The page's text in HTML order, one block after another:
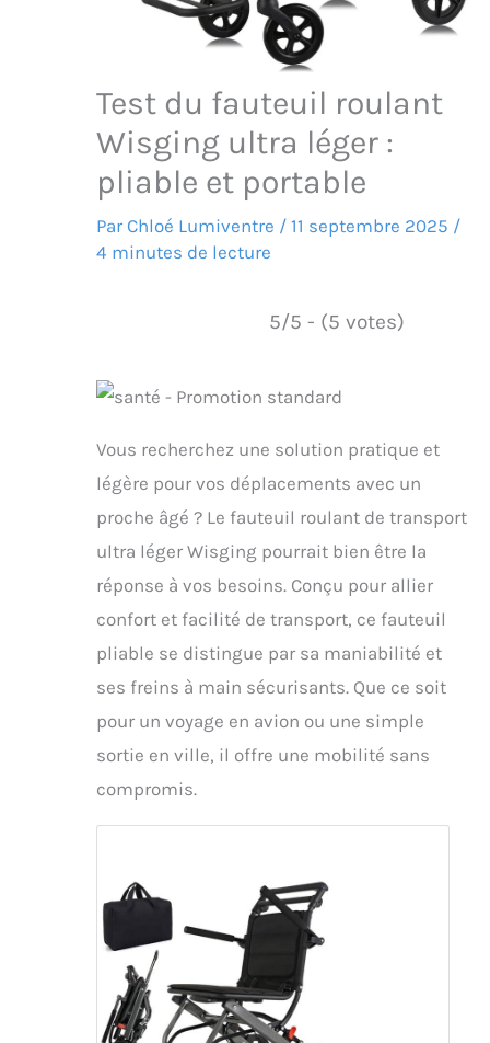
Test du fauteuil roulant
Wisging ultra léger :
pliable et portable
Par Chloé Lumiventre / 11 septembre 2025 /
4 minutes de lecture
5/5 - (5 votes)
Vous recherchez une solution pratique et
légère pour vos déplacements avec un
proche âgé ? Le fauteuil roulant de transport
ultra léger Wisging pourrait bien être la
réponse à vos besoins. Conçu pour allier
confort et facilité de transport, ce fauteuil
pliable se distingue par sa maniabilité et
ses freins à main sécurisants. Que ce soit
pour un voyage en avion ou une simple
sortie en ville, il offre une mobilité sans
compromis.